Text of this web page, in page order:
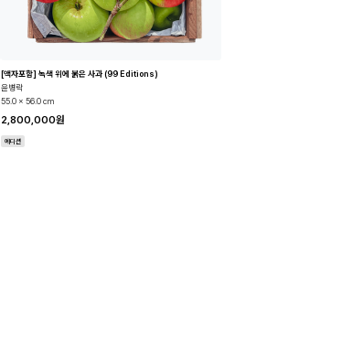
[액자포함] 녹색 위에 붉은 사과 (99 Editions)
윤병락
55.0 x 56.0 cm
2,800,000원
에디션